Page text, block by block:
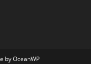
by OceanWP